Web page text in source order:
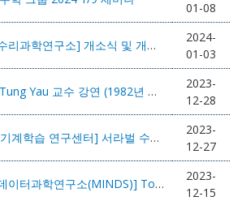
01-08
[강원대학교 수리과학연구소] 개소식 및 개소기념학술대회
2024-
01-03
[과총] Shing-Tung Yau 교수 강연 (1982년 필즈상 수상자) 1월 9일(화) 10:00
2023-
12-28
[포스텍 수리 기계학습 연구센터] 서라벌 수리 기계학습 연구거점 사업
2023-
12-27
[포스텍 수리데이터과학연구소(MINDS)] Topological Data Analysis and Machine Learning Workshop
2023-
12-15